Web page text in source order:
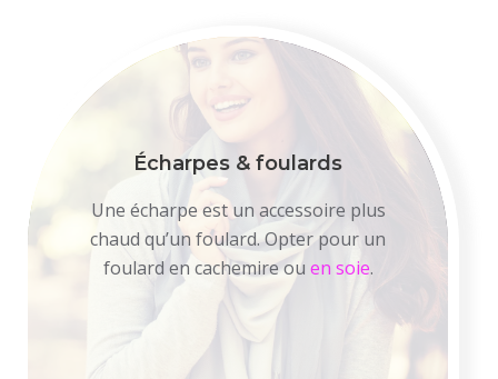
Écharpes & foulards
Une écharpe est un accessoire plus
chaud qu’un foulard. Opter pour un
foulard en cachemire ou en soie.